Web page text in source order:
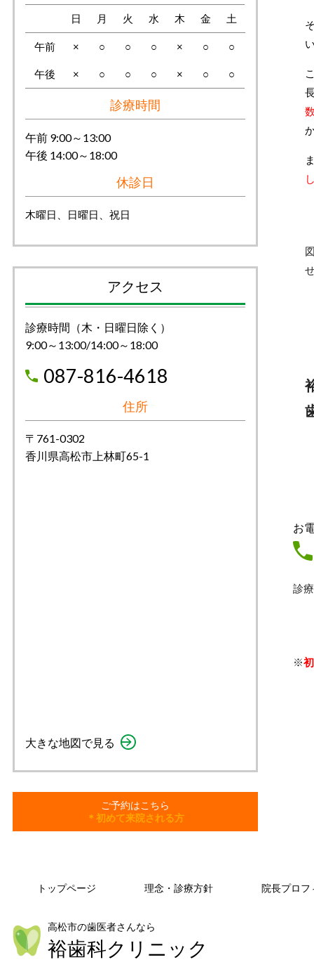
お
診
※
日 月 火 水 木 金 土
午前 × ○ ○ ○ × ○ ○
午後 × ○ ○ ○ × ○ ○
診療時間
午前 9:00～13:00
午後 14:00～18:00
休診日
木曜日、日曜日、祝日
アクセス
診療時間（木・日曜日除く）
9:00～13:00/14:00～18:00
087-816-4618
住所
〒761-0302
香川県高松市上林町65-1
大きな地図で見る
ご予約はこちら
＊初めて来院される方
トップページ 理念・診療方針 院長プロフ
高松市の歯医者さんなら
裕歯科クリニック